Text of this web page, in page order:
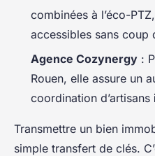
combinées à l’éco-
accessibles sans coup
Agence Cozynergy :
Rouen, elle assure un
coordination d’artisans
Transmettre un bien
simple transfert de clés.